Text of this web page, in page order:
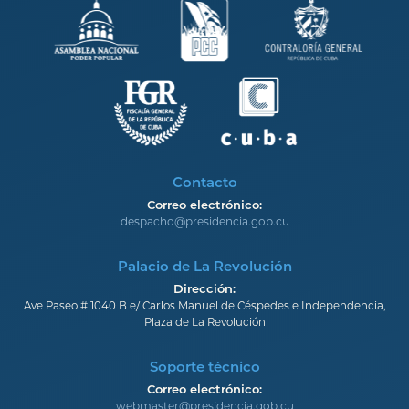
Contacto
Correo electrónico:
despacho@presidencia.gob.cu
Palacio de La Revolución
Dirección:
Ave Paseo # 1040 B e/ Carlos Manuel de Céspedes e Independencia,
Plaza de La Revolución
Soporte técnico
Correo electrónico:
webmaster@presidencia.gob.cu